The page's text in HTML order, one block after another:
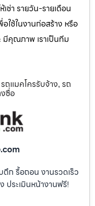
ช่า รายวัน-รายเดือน
ใช้ในงานก่อสร้าง หรือ
มีคุณภาพ เราเป็นทีม
รถแมคโครรับจ้าง, รถ
ซื่อ
ก รื้อถอน งานรวดเร็ว
ประเมินหน้างานฟรี!